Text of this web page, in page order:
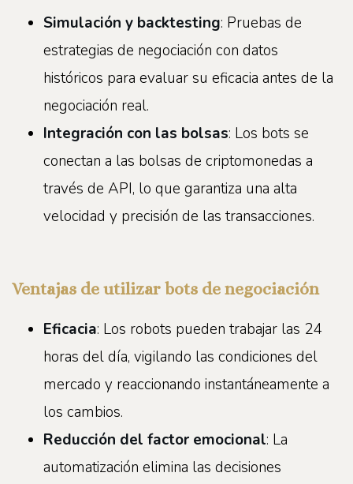
Simulación y backtesting: Pruebas de
estrategias de negociación con datos
históricos para evaluar su eficacia antes de la
negociación real.
Integración con las bolsas: Los bots se
conectan a las bolsas de criptomonedas a
través de API, lo que garantiza una alta
velocidad y precisión de las transacciones.
Ventajas de utilizar bots de negociación
Eficacia: Los robots pueden trabajar las 24
horas del día, vigilando las condiciones del
mercado y reaccionando instantáneamente a
los cambios.
Reducción del factor emocional: La
automatización elimina las decisiones